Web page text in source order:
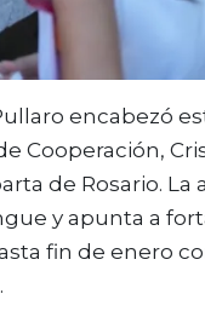
encabezó
Cooperación,
de Rosario.
y apunta a
fin de enero